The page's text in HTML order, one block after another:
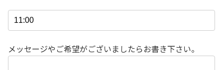
メッセージやご希望がございましたらお書き下さい。